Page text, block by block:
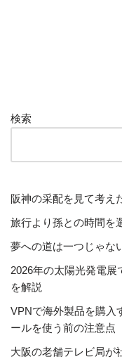
検索
阪神の采配を見て考え
旅行より孫との時間を
夢への道は一つじゃな
2026年の太陽光発電展
を解説
VPNで海外製品を購入
ールを使う前の注意点
大阪の老舗テレビ局が